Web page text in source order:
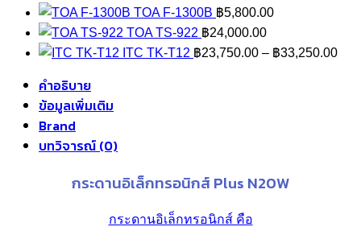
TOA F-1300B ฿5,800.00
TOA TS-922 ฿24,000.00
ITC TK-T12 ฿23,750.00 – ฿33,250.00
คำอธิบาย
ข้อมูลเพิ่มเติม
Brand
บทวิจารณ์ (0)
กระดานอิเล็กทรอนิกส์ Plus N20W
กระดานอิเล็กทรอนิกส์ คือ